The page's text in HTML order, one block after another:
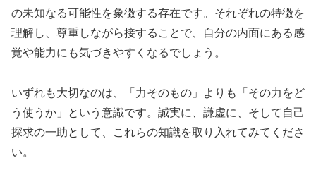
の未知なる可能性を象徴する存在です。それぞれの特徴を
理解し、尊重しながら接することで、自分の内面にある感
覚や能力にも気づきやすくなるでしょう。
いずれも大切なのは、「力そのもの」よりも「その力をど
う使うか」という意識です。誠実に、謙虚に、そして自己
探求の一助として、これらの知識を取り入れてみてくださ
い。